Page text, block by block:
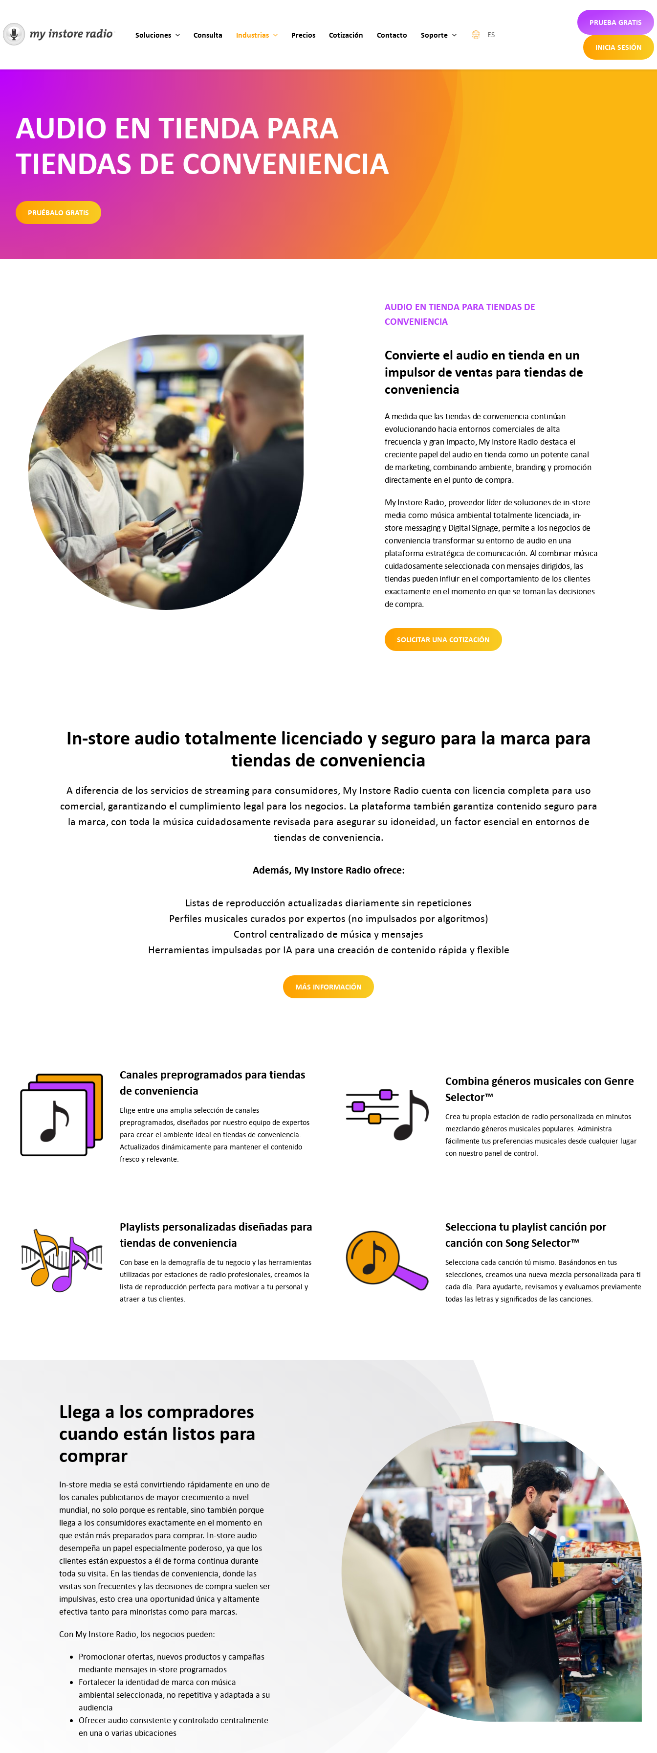
content
Soluciones Consulta Industrias Precios Cotización Contacto Soporte ES
PRUEBA GRATIS
INICIA SESIÓN
AUDIO EN TIENDA PARA
TIENDAS DE CONVENIENCIA
PRUÉBALO GRATIS
AUDIO EN TIENDA PARA TIENDAS DE
CONVENIENCIA
Convierte el audio en tienda en un
impulsor de ventas para tiendas de
conveniencia
A medida que las tiendas de conveniencia continúan
evolucionando hacia entornos comerciales de alta
frecuencia y gran impacto, My Instore Radio destaca el
creciente papel del audio en tienda como un potente canal
de marketing, combinando ambiente, branding y promoción
directamente en el punto de compra.
My Instore Radio, proveedor líder de soluciones de in-store
media como música ambiental totalmente licenciada, in-
store messaging y Digital Signage, permite a los negocios de
conveniencia transformar su entorno de audio en una
plataforma estratégica de comunicación. Al combinar música
cuidadosamente seleccionada con mensajes dirigidos, las
tiendas pueden influir en el comportamiento de los clientes
exactamente en el momento en que se toman las decisiones
de compra.
SOLICITAR UNA COTIZACIÓN
In-store audio totalmente licenciado y seguro para la marca para
tiendas de conveniencia
A diferencia de los servicios de streaming para consumidores, My Instore Radio cuenta con licencia completa para uso
comercial, garantizando el cumplimiento legal para los negocios. La plataforma también garantiza contenido seguro para
la marca, con toda la música cuidadosamente revisada para asegurar su idoneidad, un factor esencial en entornos de
tiendas de conveniencia.
Además, My Instore Radio ofrece:
Listas de reproducción actualizadas diariamente sin repeticiones
Perfiles musicales curados por expertos (no impulsados por algoritmos)
Control centralizado de música y mensajes
Herramientas impulsadas por IA para una creación de contenido rápida y flexible
MÁS INFORMACIÓN
Canales preprogramados para tiendas
de conveniencia
Elige entre una amplia selección de canales
preprogramados, diseñados por nuestro equipo de expertos
para crear el ambiente ideal en tiendas de conveniencia.
Actualizados dinámicamente para mantener el contenido
fresco y relevante.
Combina géneros musicales con Genre
Selector™
Crea tu propia estación de radio personalizada en minutos
mezclando géneros musicales populares. Administra
fácilmente tus preferencias musicales desde cualquier lugar
con nuestro panel de control.
Playlists personalizadas diseñadas para
tiendas de conveniencia
Con base en la demografía de tu negocio y las herramientas
utilizadas por estaciones de radio profesionales, creamos la
lista de reproducción perfecta para motivar a tu personal y
atraer a tus clientes.
Selecciona tu playlist canción por
canción con Song Selector™
Selecciona cada canción tú mismo. Basándonos en tus
selecciones, creamos una nueva mezcla personalizada para ti
cada día. Para ayudarte, revisamos y evaluamos previamente
todas las letras y significados de las canciones.
Llega a los compradores
cuando están listos para
comprar
In-store media se está convirtiendo rápidamente en uno de
los canales publicitarios de mayor crecimiento a nivel
mundial, no solo porque es rentable, sino también porque
llega a los consumidores exactamente en el momento en
que están más preparados para comprar. In-store audio
desempeña un papel especialmente poderoso, ya que los
clientes están expuestos a él de forma continua durante
toda su visita. En las tiendas de conveniencia, donde las
visitas son frecuentes y las decisiones de compra suelen ser
impulsivas, esto crea una oportunidad única y altamente
efectiva tanto para minoristas como para marcas.
Con My Instore Radio, los negocios pueden:
Promocionar ofertas, nuevos productos y campañas
mediante mensajes in-store programados
Fortalecer la identidad de marca con música
ambiental seleccionada, no repetitiva y adaptada a su
audiencia
Ofrecer audio consistente y controlado centralmente
en una o varias ubicaciones